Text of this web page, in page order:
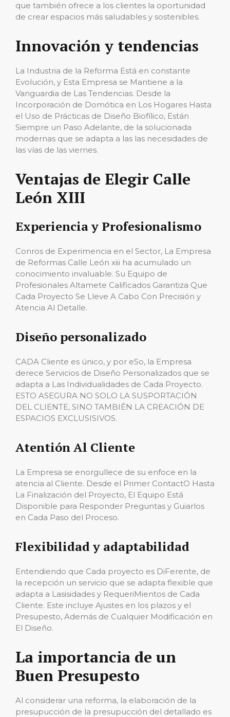
que también ofrece a los clientes la oportunidad
de crear espacios más saludables y sostenibles.
Innovación y tendencias
La Industria de la Reforma Está en constante
Evolución, y Esta Empresa se Mantiene a la
Vanguardia de Las Tendencias. Desde la
Incorporación de Domótica en Los Hogares Hasta
el Uso de Prácticas de Diseño Biofílico, Están
Siempre un Paso Adelante, de la solucionada
modernas que se adapta a las las necesidades de
las vías de las viernes.
Ventajas de Elegir Calle
León XIII
Experiencia y Profesionalismo
Conros de Experimencia en el Sector, La Empresa
de Reformas Calle León xiii ha acumulado un
conocimiento invaluable. Su Equipo de
Profesionales Altamete Calificados Garantiza Que
Cada Proyecto Se Lleve A Cabo Con Precisión y
Atencia Al Detalle.
Diseño personalizado
CADA Cliente es único, y por eSo, la Empresa
derece Servicios de Diseño Personalizados que se
adapta a Las Individualidades de Cada Proyecto.
ESTO ASEGURA NO SOLO LA SUSPORTACIÓN
DEL CLIENTE, SINO TAMBIÉN LA CREACIÓN DE
ESPACIOS EXCLUSISIVOS.
Atentión Al Cliente
La Empresa se enorgullece de su enfoce en la
atencia al Cliente. Desde el Primer ContactO Hasta
La Finalización del Proyecto, El Equipo Está
Disponible para Responder Preguntas y Guiarlos
en Cada Paso del Proceso.
Flexibilidad y adaptabilidad
Entendiendo que Cada proyecto es DiFerente, de
la recepción un servicio que se adapta flexible que
adapta a Lasisidades y RequeriMientos de Cada
Cliente. Este incluye Ajustes en los plazos y el
Presupesto, Además de Cualquier Modificación en
El Diseño.
La importancia de un
Buen Presupesto
Al considerar una reforma, la elaboración de la
presupucción de la presupucción del detallado es